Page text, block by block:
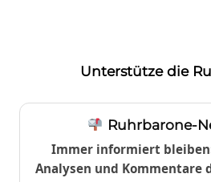
Unterstütze die
Ruhrbarone-
Immer informiert
Analysen und Kommentare